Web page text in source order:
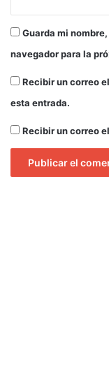
Guarda mi
navegador para la
Recibir un correo
esta entrada.
Recibir un correo